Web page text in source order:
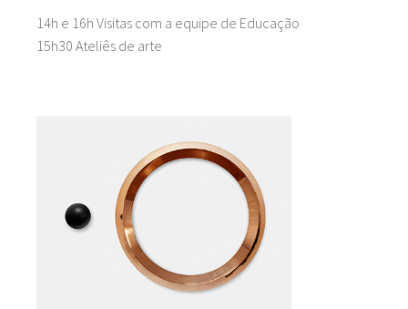
14h e 16h Visitas com a equipe de Educação
15h30 Ateliês de arte